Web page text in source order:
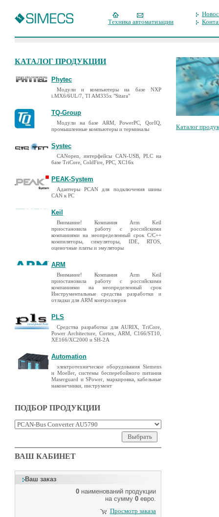
Техника автоматизации
КАТАЛОГ ПРОДУКЦИИ
Phytec
Модули и компьютеры на базе NXP
i.MX6/6UL/7, TI AM335x "Sitara"
TQ-Group
Модули на базе ARM, PowerPC, QorIQ,
промышленные компьютеры и терминалы
Systec
CANopen, интерфейсы CAN-USB, PLC на
базе TriCore, ColdFire, PPC, XC16x
PEAK-System
Адаптеры PCAN для подключения шины
CAN к PC
Keil
Внимание! Компания Arm Keil
приостановила работу с российскими
компаниями на неопределенный срок C/C++
компиляторы, симуляторы, IDE, RTOS,
оценочные платы и эмуляторы
ARM
Внимание! Компания Arm Keil
приостановила работу с российскими
компаниями на неопределенный срок
Инструментальные средства разработки и
отладки для ARM контроллеров
PLS
Средства разработки для AURIX, TriCore,
Power Architecture, Cortex, ARM, C166/ST10,
XE166/XC2000 и SH-2A
Automation
электротехническое оборудования Siemens
и Moeller, системы бесперебойного питания
Maserguard и SPower, маркировка, кабельные
наконечники, инструмент
ПОДБОР ПРОДУКЦИИ
ВАШ КАБИНЕТ
Ваш заказ
0 наименований продукции
на сумму 0 евро.
Просмотр заказа
Каталог